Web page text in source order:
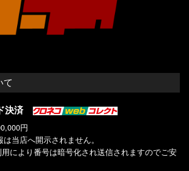
て
決済
円
当店へ開示されません。
により番号は暗号化され送信されますのでご安